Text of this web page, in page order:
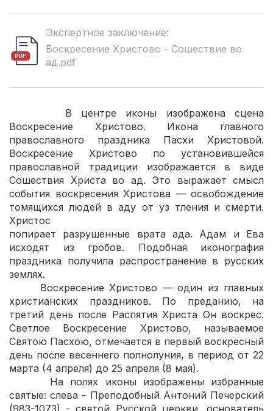
Экспертное заключение:
Воскресение Христово - Сошествие во
ад.pdf
В центре иконы изображена сцена
Воскресение Христово. Икона главного
православного праздника Пасхи Христовой.
Воскресение Христово по установившейся
православной традиции изображается в виде
Сошествия Христа во ад. Это выражает смысл
события воскресения Христова — освобождение
томящихся людей в аду от уз тления и смерти.
Христос
попирает разрушенные врата ада. Адам и Ева
исходят из гробов. Подобная иконография
праздника получила распространение в русских
землях.
Воскресение Христово — один из главных
христианских праздников. По преданию, на
третий день после Распятия Христа Он воскрес.
Светлое Воскресение Христово, называемое
Святою Пасхою, отмечается в первый воскресный
день после весеннего полнолуния, в период от 22
марта (4 апреля) до 25 апреля (8 мая).
На полях иконы изображены избранные
святые: слева - Преподобный Антоний Печерский